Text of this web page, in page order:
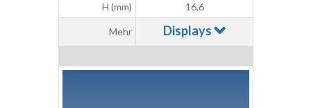
H (mm)
16,6
Mehr Displays